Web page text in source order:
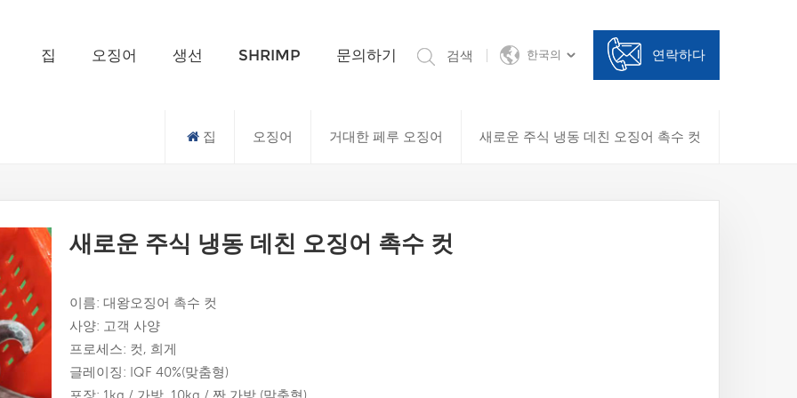
집 오징어 생선 SHRIMP 문의하기 검색 한국의 연락하다
집 오징어 거대한 페루 오징어 새로운 주식 냉동 데친 오징어 촉수 컷
새로운 주식 냉동 데친 오징어 촉수 컷
이름: 대왕오징어 촉수 컷
사양: 고객 사양
프로세스: 컷, 희게
글레이징: IQF 40%(맞춤형)
포장: 1kg / 가방, 10kg / 짠 가방 (맞춤형)